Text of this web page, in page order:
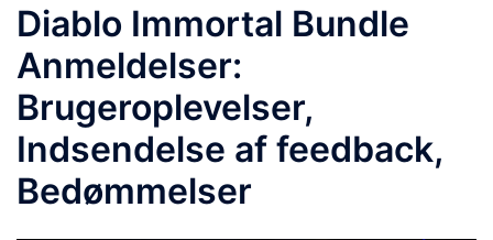
Diablo Immortal Bundle
Anmeldelser:
Brugeroplevelser,
Indsendelse af feedback,
Bedømmelser